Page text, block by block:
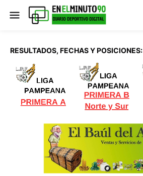
RESULTADOS, FECHAS Y POSICIONES: